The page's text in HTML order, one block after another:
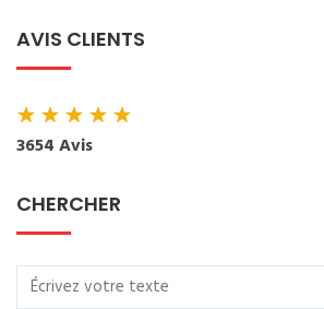
AVIS CLIENTS
★★★★★
3654 Avis
CHERCHER